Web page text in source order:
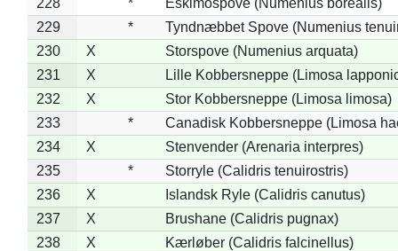
229
*
Tyndnæbbet Spove (Numenius
230
X
Storspove (Numenius arquata)
231
X
Lille Kobbersneppe (Limosa
232
X
Stor Kobbersneppe (Limosa limosa)
233
*
Canadisk Kobbersneppe (Limosa
234
X
Stenvender (Arenaria interpres)
235
*
Storryle (Calidris tenuirostris)
236
X
Islandsk Ryle (Calidris canutus)
237
X
Brushane (Calidris pugnax)
238
X
Kærløber (Calidris falcinellus)